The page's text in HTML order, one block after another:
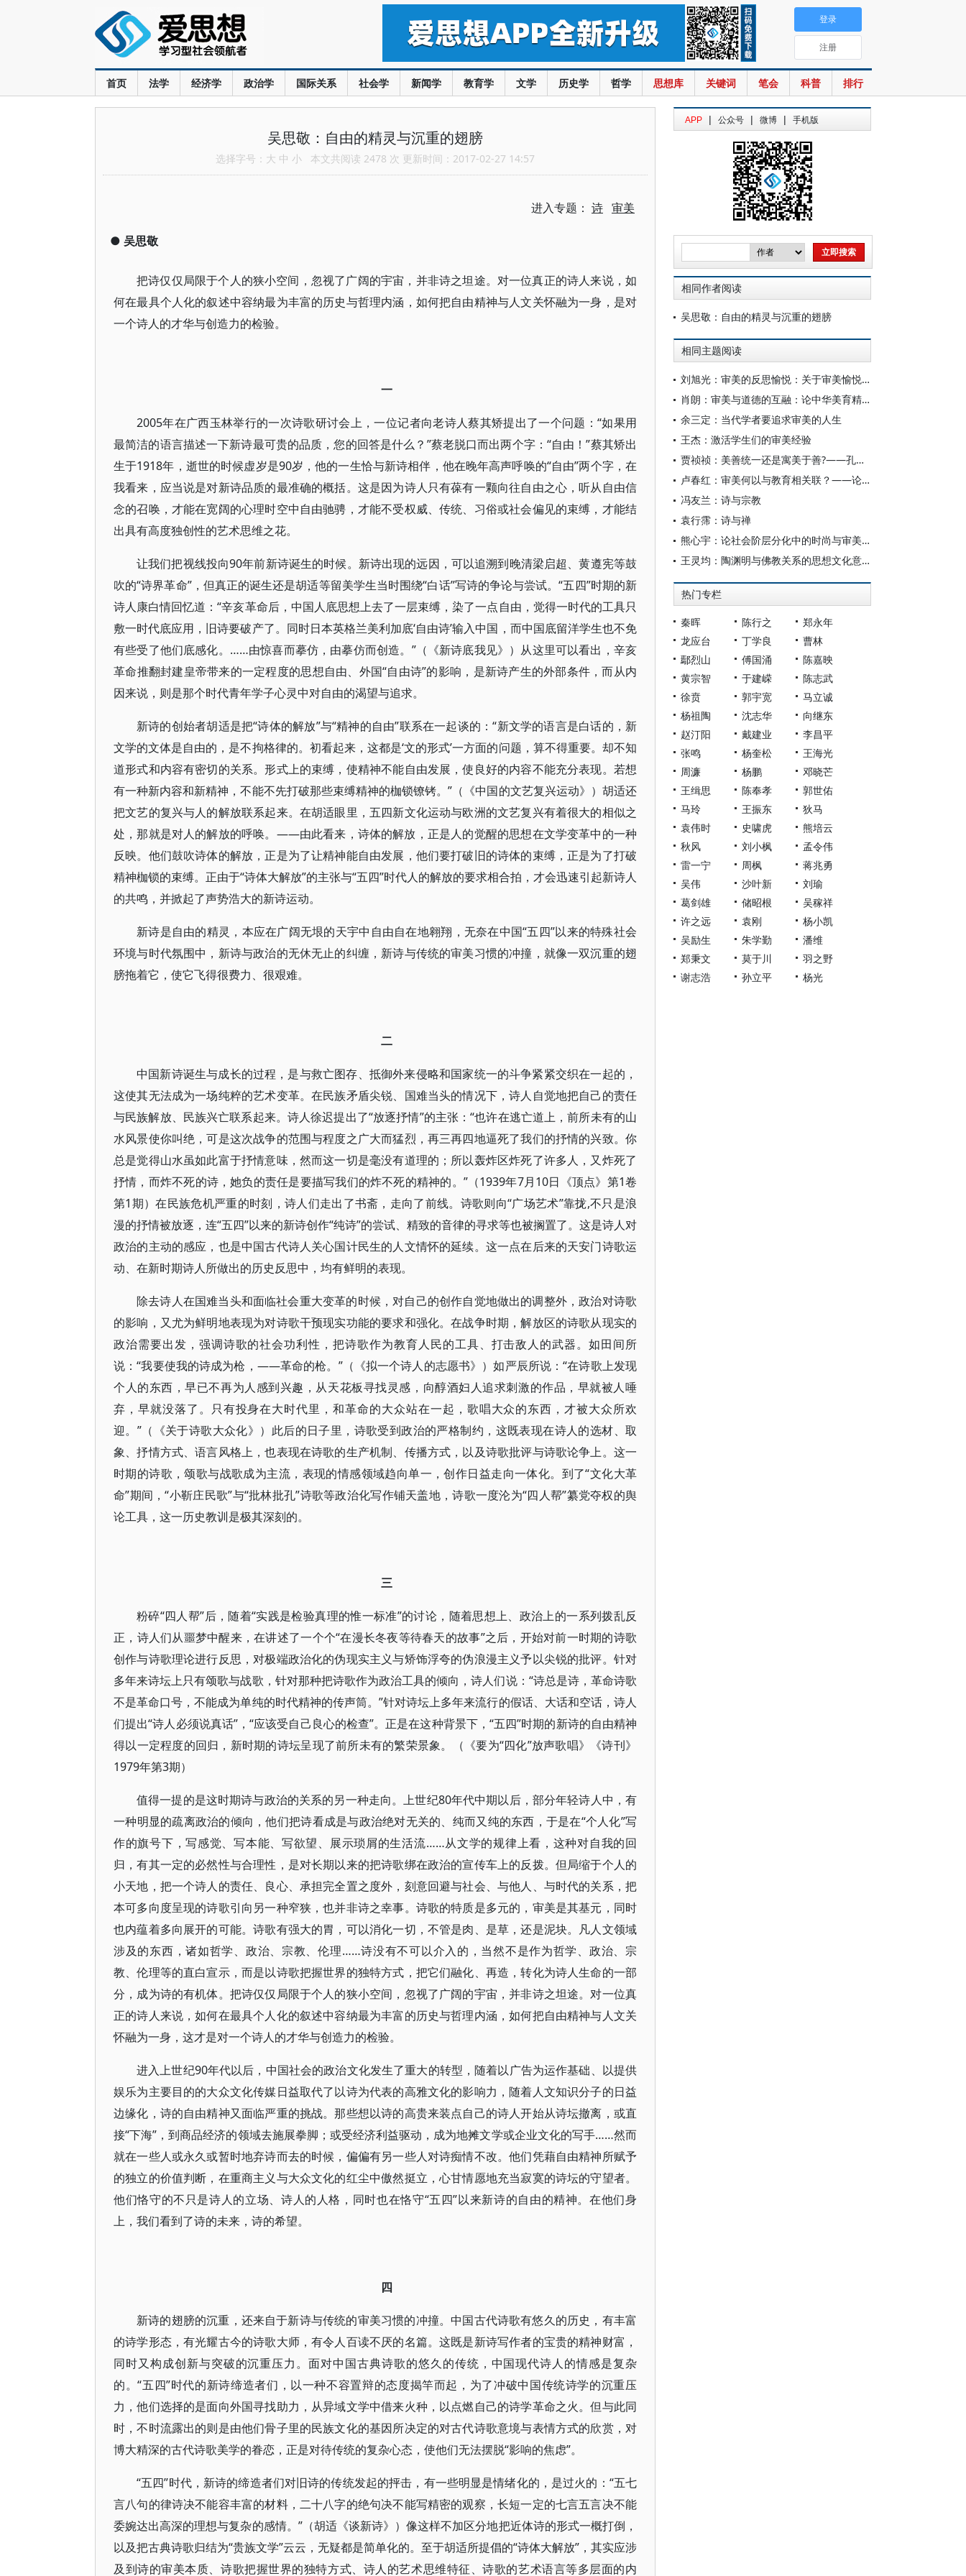
首页 法学 经济学 政治学 国际关系 社会学 新闻学 教育学 文学 历史学 哲学 思想库 关键词 笔会 科普 排行
登录
注册
吴思敬：自由的精灵与沉重的翅膀
选择字号： 大 中 小 本文共阅读 2478 次 更新时间：2017-02-27 14:57
进入专题： 诗 审美
● 吴思敬
把诗仅仅局限于个人的狭小空间，忽视了广阔的宇宙，并非诗之坦途。对一位真正的诗人来说，如
何在最具个人化的叙述中容纳最为丰富的历史与哲理内涵，如何把自由精神与人文关怀融为一身，是对
一个诗人的才华与创造力的检验。
一
2005年在广西玉林举行的一次诗歌研讨会上，一位记者向老诗人蔡其矫提出了一个问题：“如果用
最简洁的语言描述一下新诗最可贵的品质，您的回答是什么？”蔡老脱口而出两个字：“自由！”蔡其矫出
生于1918年，逝世的时候虚岁是90岁，他的一生恰与新诗相伴，他在晚年高声呼唤的“自由”两个字，在
我看来，应当说是对新诗品质的最准确的概括。这是因为诗人只有葆有一颗向往自由之心，听从自由信
念的召唤，才能在宽阔的心理时空中自由驰骋，才能不受权威、传统、习俗或社会偏见的束缚，才能结
出具有高度独创性的艺术思维之花。
让我们把视线投向90年前新诗诞生的时候。新诗出现的远因，可以追溯到晚清梁启超、黄遵宪等鼓
吹的“诗界革命”，但真正的诞生还是胡适等留美学生当时围绕“白话”写诗的争论与尝试。“五四”时期的新
诗人康白情回忆道：“辛亥革命后，中国人底思想上去了一层束缚，染了一点自由，觉得一时代的工具只
敷一时代底应用，旧诗要破产了。同时日本英格兰美利加底‘自由诗’输入中国，而中国底留洋学生也不免
有些受了他们底感化。……由惊喜而摹仿，由摹仿而创造。”（《新诗底我见》）从这里可以看出，辛亥
革命推翻封建皇帝带来的一定程度的思想自由、外国“自由诗”的影响，是新诗产生的外部条件，而从内
因来说，则是那个时代青年学子心灵中对自由的渴望与追求。
新诗的创始者胡适是把“诗体的解放”与“精神的自由”联系在一起谈的：“新文学的语言是白话的，新
文学的文体是自由的，是不拘格律的。初看起来，这都是‘文的形式’一方面的问题，算不得重要。却不知
道形式和内容有密切的关系。形式上的束缚，使精神不能自由发展，使良好的内容不能充分表现。若想
有一种新内容和新精神，不能不先打破那些束缚精神的枷锁镣铐。”（《中国的文艺复兴运动》）胡适还
把文艺的复兴与人的解放联系起来。在胡适眼里，五四新文化运动与欧洲的文艺复兴有着很大的相似之
处，那就是对人的解放的呼唤。——由此看来，诗体的解放，正是人的觉醒的思想在文学变革中的一种
反映。他们鼓吹诗体的解放，正是为了让精神能自由发展，他们要打破旧的诗体的束缚，正是为了打破
精神枷锁的束缚。正由于“诗体大解放”的主张与“五四”时代人的解放的要求相合拍，才会迅速引起新诗人
的共鸣，并掀起了声势浩大的新诗运动。
新诗是自由的精灵，本应在广阔无垠的天宇中自由自在地翱翔，无奈在中国“五四”以来的特殊社会
环境与时代氛围中，新诗与政治的无休无止的纠缠，新诗与传统的审美习惯的冲撞，就像一双沉重的翅
膀拖着它，使它飞得很费力、很艰难。
二
中国新诗诞生与成长的过程，是与救亡图存、抵御外来侵略和国家统一的斗争紧紧交织在一起的，
这使其无法成为一场纯粹的艺术变革。在民族矛盾尖锐、国难当头的情况下，诗人自觉地把自己的责任
与民族解放、民族兴亡联系起来。诗人徐迟提出了“放逐抒情”的主张：“也许在逃亡道上，前所未有的山
水风景使你叫绝，可是这次战争的范围与程度之广大而猛烈，再三再四地逼死了我们的抒情的兴致。你
总是觉得山水虽如此富于抒情意味，然而这一切是毫没有道理的；所以轰炸区炸死了许多人，又炸死了
抒情，而炸不死的诗，她负的责任是要描写我们的炸不死的精神的。”（1939年7月10日《顶点》第1卷
第1期）在民族危机严重的时刻，诗人们走出了书斋，走向了前线。诗歌则向“广场艺术”靠拢,不只是浪
漫的抒情被放逐，连“五四”以来的新诗创作“纯诗”的尝试、精致的音律的寻求等也被搁置了。这是诗人对
政治的主动的感应，也是中国古代诗人关心国计民生的人文情怀的延续。这一点在后来的天安门诗歌运
动、在新时期诗人所做出的历史反思中，均有鲜明的表现。
除去诗人在国难当头和面临社会重大变革的时候，对自己的创作自觉地做出的调整外，政治对诗歌
的影响，又尤为鲜明地表现为对诗歌干预现实功能的要求和强化。在战争时期，解放区的诗歌从现实的
政治需要出发，强调诗歌的社会功利性，把诗歌作为教育人民的工具、打击敌人的武器。如田间所
说：“我要使我的诗成为枪，——革命的枪。”（《拟一个诗人的志愿书》）如严辰所说：“在诗歌上发现
个人的东西，早已不再为人感到兴趣，从天花板寻找灵感，向醇酒妇人追求刺激的作品，早就被人唾
弃，早就没落了。只有投身在大时代里，和革命的大众站在一起，歌唱大众的东西，才被大众所欢
迎。”（《关于诗歌大众化》）此后的日子里，诗歌受到政治的严格制约，这既表现在诗人的选材、取
象、抒情方式、语言风格上，也表现在诗歌的生产机制、传播方式，以及诗歌批评与诗歌论争上。这一
时期的诗歌，颂歌与战歌成为主流，表现的情感领域趋向单一，创作日益走向一体化。到了“文化大革
命”期间，“小靳庄民歌”与“批林批孔”诗歌等政治化写作铺天盖地，诗歌一度沦为“四人帮”纂党夺权的舆
论工具，这一历史教训是极其深刻的。
三
粉碎“四人帮”后，随着“实践是检验真理的惟一标准”的讨论，随着思想上、政治上的一系列拨乱反
正，诗人们从噩梦中醒来，在讲述了一个个“在漫长冬夜等待春天的故事”之后，开始对前一时期的诗歌
创作与诗歌理论进行反思，对极端政治化的伪现实主义与矫饰浮夸的伪浪漫主义予以尖锐的批评。针对
多年来诗坛上只有颂歌与战歌，针对那种把诗歌作为政治工具的倾向，诗人们说：“诗总是诗，革命诗歌
不是革命口号，不能成为单纯的时代精神的传声筒。”针对诗坛上多年来流行的假话、大话和空话，诗人
们提出“诗人必须说真话”，“应该受自己良心的检查”。正是在这种背景下，“五四”时期的新诗的自由精神
得以一定程度的回归，新时期的诗坛呈现了前所未有的繁荣景象。（《要为“四化”放声歌唱》《诗刊》
1979年第3期）
值得一提的是这时期诗与政治的关系的另一种走向。上世纪80年代中期以后，部分年轻诗人中，有
一种明显的疏离政治的倾向，他们把诗看成是与政治绝对无关的、纯而又纯的东西，于是在“个人化”写
作的旗号下，写感觉、写本能、写欲望、展示琐屑的生活流……从文学的规律上看，这种对自我的回
归，有其一定的必然性与合理性，是对长期以来的把诗歌绑在政治的宣传车上的反拨。但局缩于个人的
小天地，把一个诗人的责任、良心、承担完全置之度外，刻意回避与社会、与他人、与时代的关系，把
本可多向度呈现的诗歌引向另一种窄狭，也并非诗之幸事。诗歌的特质是多元的，审美是其基元，同时
也内蕴着多向展开的可能。诗歌有强大的胃，可以消化一切，不管是肉、是草，还是泥块。凡人文领域
涉及的东西，诸如哲学、政治、宗教、伦理……诗没有不可以介入的，当然不是作为哲学、政治、宗
教、伦理等的直白宣示，而是以诗歌把握世界的独特方式，把它们融化、再造，转化为诗人生命的一部
分，成为诗的有机体。把诗仅仅局限于个人的狭小空间，忽视了广阔的宇宙，并非诗之坦途。对一位真
正的诗人来说，如何在最具个人化的叙述中容纳最为丰富的历史与哲理内涵，如何把自由精神与人文关
怀融为一身，这才是对一个诗人的才华与创造力的检验。
进入上世纪90年代以后，中国社会的政治文化发生了重大的转型，随着以广告为运作基础、以提供
娱乐为主要目的的大众文化传媒日益取代了以诗为代表的高雅文化的影响力，随着人文知识分子的日益
边缘化，诗的自由精神又面临严重的挑战。那些想以诗的高贵来装点自己的诗人开始从诗坛撤离，或直
接“下海”，到商品经济的领域去施展拳脚；或受经济利益驱动，成为地摊文学或企业文化的写手……然而
就在一些人或永久或暂时地弃诗而去的时候，偏偏有另一些人对诗痴情不改。他们凭藉自由精神所赋予
的独立的价值判断，在重商主义与大众文化的红尘中傲然挺立，心甘情愿地充当寂寞的诗坛的守望者。
他们恪守的不只是诗人的立场、诗人的人格，同时也在恪守“五四”以来新诗的自由的精神。在他们身
上，我们看到了诗的未来，诗的希望。
四
新诗的翅膀的沉重，还来自于新诗与传统的审美习惯的冲撞。中国古代诗歌有悠久的历史，有丰富
的诗学形态，有光耀古今的诗歌大师，有令人百读不厌的名篇。这既是新诗写作者的宝贵的精神财富，
同时又构成创新与突破的沉重压力。面对中国古典诗歌的悠久的传统，中国现代诗人的情感是复杂
的。“五四”时代的新诗缔造者们，以一种不容置辩的态度揭竿而起，为了冲破中国传统诗学的沉重压
力，他们选择的是面向外国寻找助力，从异域文学中借来火种，以点燃自己的诗学革命之火。但与此同
时，不时流露出的则是由他们骨子里的民族文化的基因所决定的对古代诗歌意境与表情方式的欣赏，对
博大精深的古代诗歌美学的眷恋，正是对待传统的复杂心态，使他们无法摆脱“影响的焦虑”。
“五四”时代，新诗的缔造者们对旧诗的传统发起的抨击，有一些明显是情绪化的，是过火的：“五七
言八句的律诗决不能容丰富的材料，二十八字的绝句决不能写精密的观察，长短一定的七言五言决不能
委婉达出高深的理想与复杂的感情。”（胡适《谈新诗》）像这样不加区分地把近体诗的形式一概打倒，
以及把古典诗歌归结为“贵族文学”云云，无疑都是简单化的。至于胡适所提倡的“诗体大解放”，其实应涉
及到诗的审美本质、诗歌把握世界的独特方式、诗人的艺术思维特征、诗歌的艺术语言等多层面的内
APP | 公众号 | 微博 | 手机版
相同作者阅读
吴思敬：自由的精灵与沉重的翅膀
相同主题阅读
刘旭光：审美的反思愉悦：关于审美愉悦的特征与构成
肖朗：审美与道德的互融：论中华美育精神的突出特征
余三定：当代学者要追求审美的人生
王杰：激活学生们的审美经验
贾祯祯：美善统一还是寓美于善?——孔子审美思想新探
卢春红：审美何以与教育相关联？——论席勒游戏冲动概念的三层内涵及其诠释学维度
冯友兰：诗与宗教
袁行霈：诗与禅
熊心宇：论社会阶层分化中的时尚与审美趣味
王灵均：陶渊明与佛教关系的思想文化意蕴
热门专栏
秦晖 陈行之
郑永年
龙应台
丁学良
曹林
鄢烈山
傅国涌
陈嘉映
黄宗智
于建嵘
陈志武
徐贲
郭宇宽
马立诚
杨祖陶
沈志华
向继东
赵汀阳
戴建业
李昌平
张鸣
杨奎松
王海光
周濂
杨鹏
邓晓芒
王缉思
陈奉孝
郭世佑
马玲
王振东
狄马
袁伟时
史啸虎
熊培云
秋风
刘小枫
孟令伟
雷一宁
周枫
蒋兆勇
吴伟
沙叶新
刘瑜
葛剑雄
储昭根
吴稼祥
许之远
袁刚
杨小凯
吴励生
朱学勤
潘维
郑秉文
莫于川
羽之野
谢志浩
孙立平 杨光